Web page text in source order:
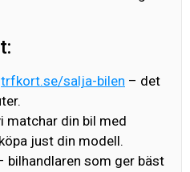
trfkort.se/salja-bilen – det
matchar din bil med
just din modell.
bilhandlaren som ger bäst